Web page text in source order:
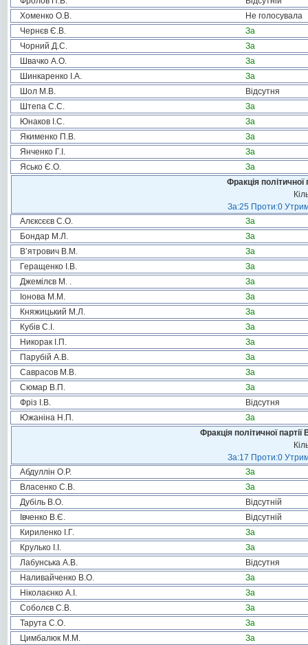
Хоменко О.В.
Не голосувала
Чернєв Є.В.
За
Чорний Д.С.
За
Швачко А.О.
За
Шинкаренко І.А.
За
Шол М.В.
Відсутня
Штепа С.С.
За
Юнаков І.С.
За
Якименко П.В.
За
Янченко Г.І.
За
Ясько Є.О.
За
Фракція
За:25 Проти:0
Алєксєєв С.О.
За
Бондар М.Л.
За
В’ятрович В.М.
За
Геращенко І.В.
За
Джемілєв М. .
За
Іонова М.М.
За
Княжицький М.Л.
За
Кубів С.І.
За
Никорак І.П.
За
Парубій А.В.
За
Саврасов М.В.
За
Сюмар В.П.
За
Фріз І.В.
Відсутня
Южаніна Н.П.
За
Фракція політичної
За:17 Проти:0
Абдуллін О.Р.
За
Власенко С.В.
За
Дубіль В.О.
Відсутній
Івченко В.Є.
Відсутній
Кириленко І.Г.
За
Крулько І.І.
За
Лабунська А.В.
Відсутня
Наливайченко В.О.
За
Ніколаєнко А.І.
За
Соболєв С.В.
За
Тарута С.О.
За
Цимбалюк М.М.
За